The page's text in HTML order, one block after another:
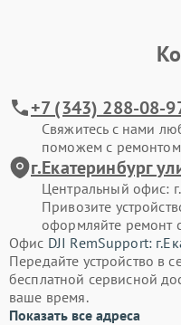
+7 (343) 288-08-
Свяжитесь с нами
поможем с ремонтом
г.Екатеринбург
Центральный офис:
Привозите
оформляйте ремонт
Офис DJI RemSupport:
Передайте устройство в
бесплатной сервисной
ваше время.
Показать все адреса